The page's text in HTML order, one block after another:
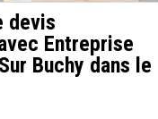
devis
Entreprise
Buchy dans le